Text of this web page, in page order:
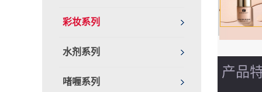
彩妆系列
水剂系列
啫喱系列
产品